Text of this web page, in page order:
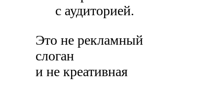
с аудиторией.
Это не рекламный
слоган
и не креативная